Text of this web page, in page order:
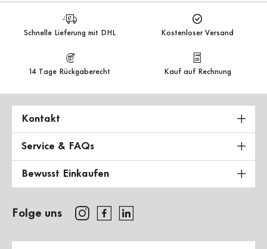
Schnelle Lieferung mit DHL Kostenloser Versand
14 Tage Rückgaberecht Kauf auf Rechnung
Kontakt
Service & FAQs
Bewusst Einkaufen
Folge uns